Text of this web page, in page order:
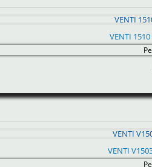
VENTI
VENTI